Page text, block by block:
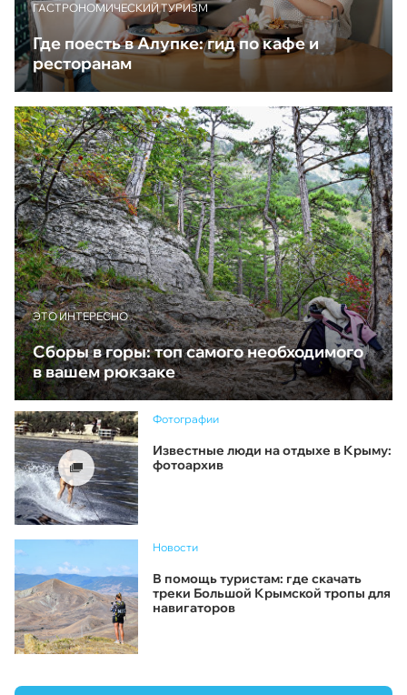
ГАСТРОНОМИЧЕСКИЙ ТУРИЗМ
Где поесть в Алупке: гид по кафе и
ресторанам
ЭТО ИНТЕРЕСНО
Сборы в горы: топ самого необходимого
в вашем рюкзаке
Фотографии
Известные люди на отдыхе в Крыму:
фотоархив
Новости
В помощь туристам: где скачать
треки Большой Крымской тропы для
навигаторов